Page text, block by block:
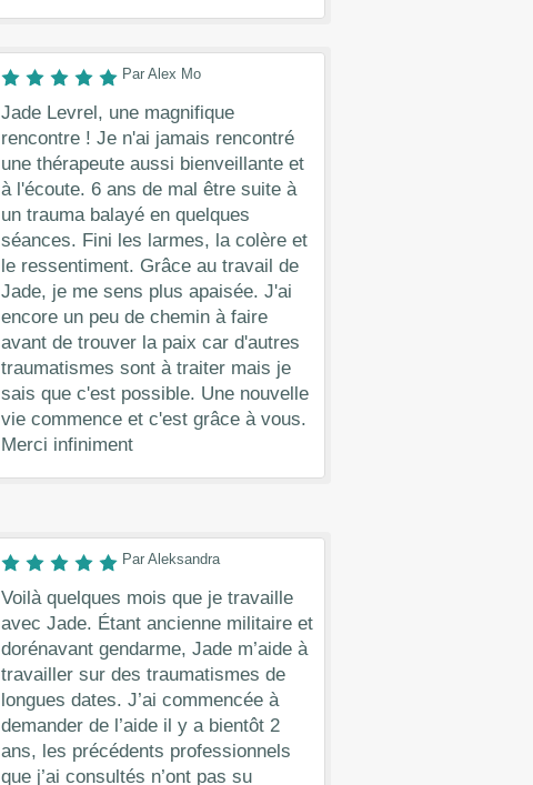
Par Alex Mo
Jade Levrel, une magnifique
rencontre ! Je n'ai jamais rencontré
une thérapeute aussi bienveillante et
à l'écoute. 6 ans de mal être suite à
un trauma balayé en quelques
séances. Fini les larmes, la colère et
le ressentiment. Grâce au travail de
Jade, je me sens plus apaisée. J'ai
encore un peu de chemin à faire
avant de trouver la paix car d'autres
traumatismes sont à traiter mais je
sais que c'est possible. Une nouvelle
vie commence et c'est grâce à vous.
Merci infiniment
Par Aleksandra
Voilà quelques mois que je travaille
avec Jade. Étant ancienne militaire et
dorénavant gendarme, Jade m’aide à
travailler sur des traumatismes de
longues dates. J’ai commencée à
demander de l’aide il y a bientôt 2
ans, les précédents professionnels
que j’ai consultés n’ont pas su